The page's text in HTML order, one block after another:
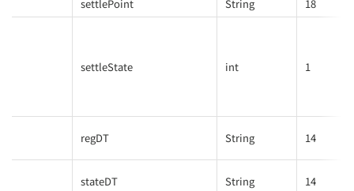
settlePoint
String 18
settleState int 1
regDT String 14
stateDT String 14